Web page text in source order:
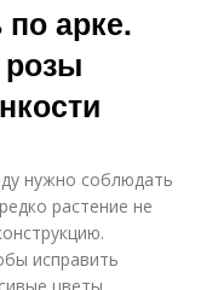
арке.
нужно соблюдать
растение не
исправить